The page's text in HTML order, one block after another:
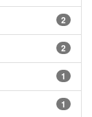
2
2
1
1